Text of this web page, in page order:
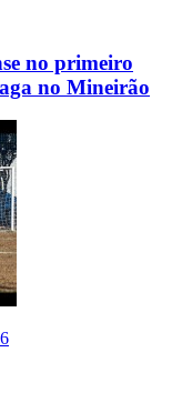
no primeiro
no Mineirão